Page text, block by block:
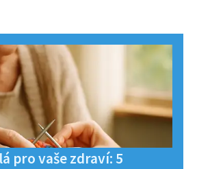
pro vaše zdraví: 5